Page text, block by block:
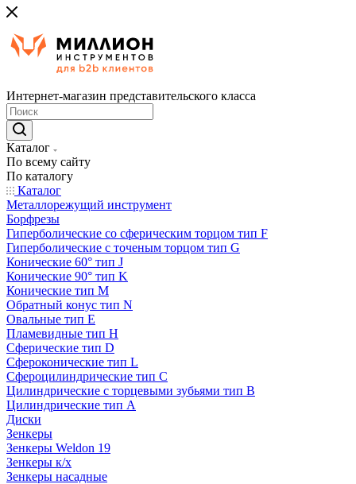
Интернет-магазин представительского класса
Каталог
По всему сайту
По каталогу
Каталог
Металлорежущий инструмент
Борфрезы
Гиперболические cо сферическим торцом тип F
Гиперболические с точеным торцом тип G
Конические 60° тип J
Конические 90° тип K
Конические тип M
Обратный конус тип N
Овальные тип E
Пламевидные тип H
Сферические тип D
Сфероконические тип L
Сфероцилиндрические тип C
Цилиндрические с торцевыми зубьями тип B
Цилиндрические тип А
Диски
Зенкеры
Зенкеры Weldon 19
Зенкеры к/х
Зенкеры насадные